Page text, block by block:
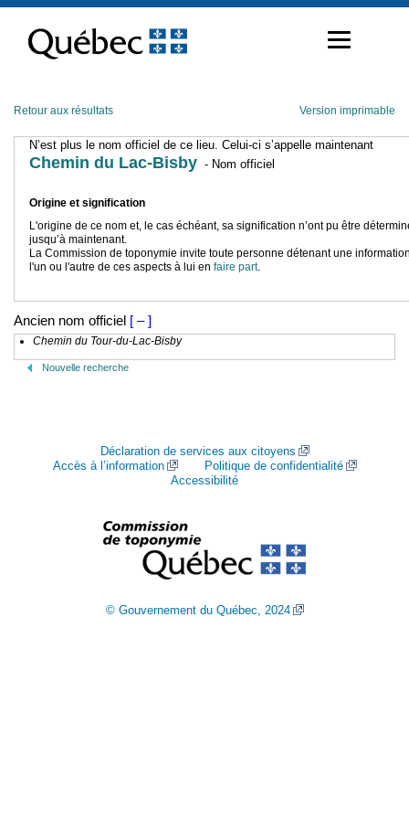
contenu
Retour aux résultats Version imprimable
N’est plus le nom officiel de ce lieu. Celui-ci s’appelle maintenant
Chemin du Lac-Bisby - Nom officiel
Origine et signification
L'origine de ce nom et, le cas échéant, sa signification n’ont pu être
jusqu’à maintenant.
La Commission de toponymie invite toute personne détenant une
l'un ou l'autre de ces aspects à lui en faire part.
Ancien nom officiel [ – ]
Chemin du Tour-du-Lac-Bisby
Nouvelle recherche
Déclaration de services aux citoyens
Accès à l’information
Politique de confidentialité
Accessibilité
© Gouvernement du Québec, 2024